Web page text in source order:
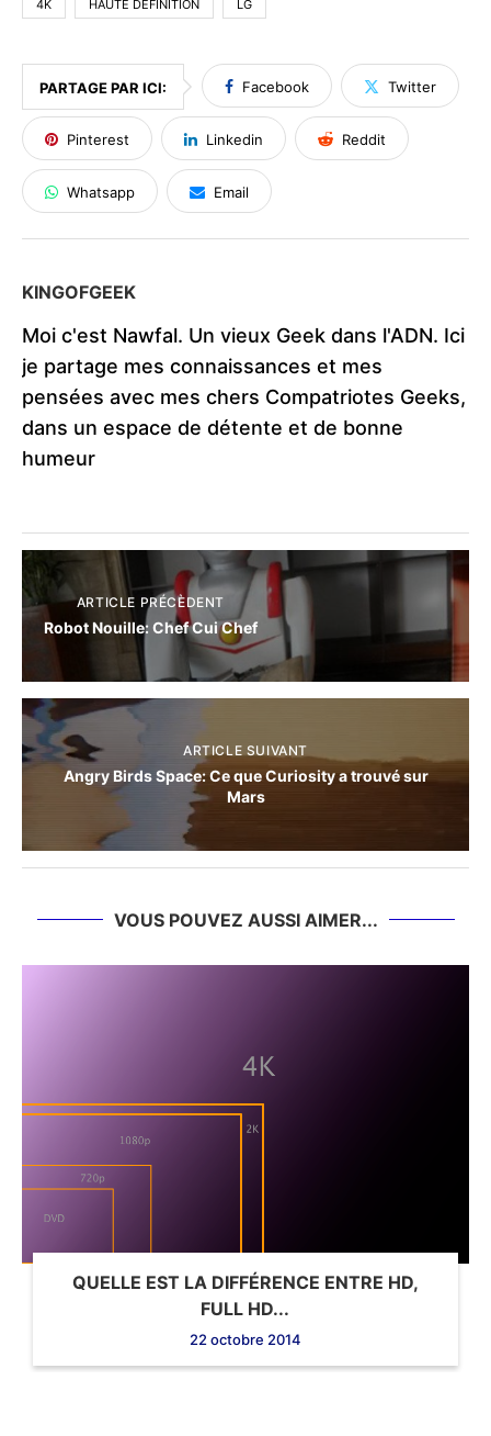
4K HAUTE DÉFINITION LG
PARTAGE PAR ICI: Facebook Twitter
Pinterest Linkedin Reddit
Whatsapp Email
KINGOFGEEK
Moi c'est Nawfal. Un vieux Geek dans l'ADN. Ici
je partage mes connaissances et mes
pensées avec mes chers Compatriotes Geeks,
dans un espace de détente et de bonne
humeur
ARTICLE PRÉCÈDENT
Robot Nouille: Chef Cui Chef
ARTICLE SUIVANT
Angry Birds Space: Ce que Curiosity a trouvé sur
Mars
VOUS POUVEZ AUSSI AIMER...
QUELLE EST LA DIFFÉRENCE ENTRE HD,
FULL HD...
22 octobre 2014